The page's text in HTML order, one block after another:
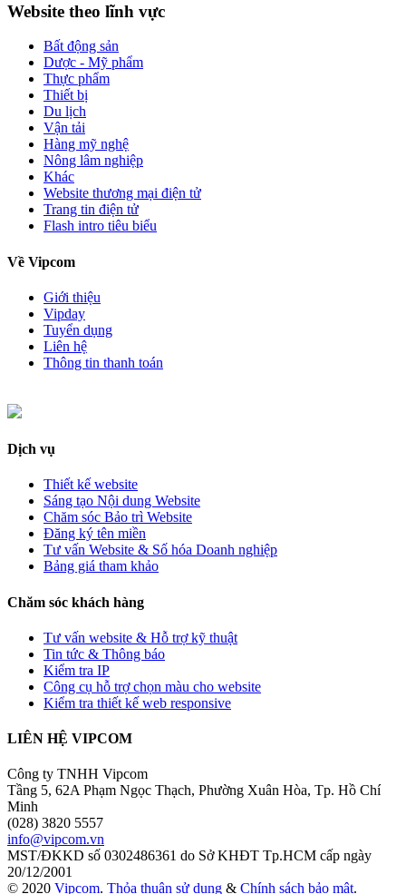
Website theo lĩnh vực
Bất động sản
Dược - Mỹ phẩm
Thực phẩm
Thiết bị
Du lịch
Vận tải
Hàng mỹ nghệ
Nông lâm nghiệp
Khác
Website thương mại điện tử
Trang tin điện tử
Flash intro tiêu biểu
Về Vipcom
Giới thiệu
Vipday
Tuyển dụng
Liên hệ
Thông tin thanh toán
Dịch vụ
Thiết kế website
Sáng tạo Nội dung Website
Chăm sóc Bảo trì Website
Đăng ký tên miền
Tư vấn Website & Số hóa Doanh nghiệp
Bảng giá tham khảo
Chăm sóc khách hàng
Tư vấn website & Hỗ trợ kỹ thuật
Tin tức & Thông báo
Kiểm tra IP
Công cụ hỗ trợ chọn màu cho website
Kiểm tra thiết kế web responsive
LIÊN HỆ VIPCOM
Công ty TNHH Vipcom
Tầng 5, 62A Phạm Ngọc Thạch, Phường Xuân Hòa, Tp. Hồ Chí
Minh
(028) 3820 5557
info@vipcom.vn
MST/ĐKKD số 0302486361 do Sở KHĐT Tp.HCM cấp ngày
20/12/2001
© 2020 Vipcom. Thỏa thuận sử dụng & Chính sách bảo mật.